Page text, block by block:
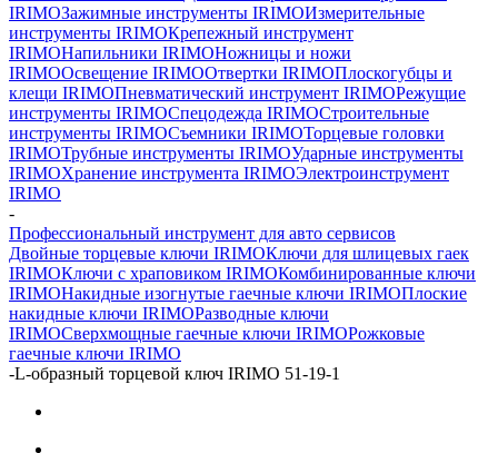
IRIMOЗажимные инструменты IRIMOИзмерительные
инструменты IRIMOКрепежный инструмент
IRIMOНапильники IRIMOНожницы и ножи
IRIMOОсвещение IRIMOОтвертки IRIMOПлоскогубцы и
клещи IRIMOПневматический инструмент IRIMOРежущие
инструменты IRIMOСпецодежда IRIMOСтроительные
инструменты IRIMOСъемники IRIMOТорцевые головки
IRIMOТрубные инструменты IRIMOУдарные инструменты
IRIMOХранение инструмента IRIMOЭлектроинструмент
IRIMO
-
Профессиональный инструмент для авто сервисов
Двойные торцевые ключи IRIMOКлючи для шлицевых гаек
IRIMOКлючи с храповиком IRIMOКомбинированные ключи
IRIMOНакидные изогнутые гаечные ключи IRIMOПлоские
накидные ключи IRIMOРазводные ключи
IRIMOСверхмощные гаечные ключи IRIMOРожковые
гаечные ключи IRIMO
-L-образный торцевой ключ IRIMO 51-19-1